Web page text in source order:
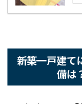
家づ
打ち合わせ前に
算・間取り